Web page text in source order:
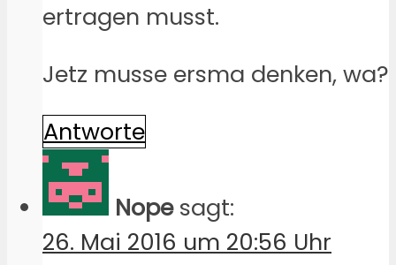
ertragen musst.
Jetz musse ersma denken, wa?
Antworte
Nope sagt:
26. Mai 2016 um 20:56 Uhr